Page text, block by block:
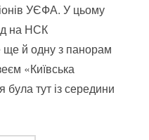
УЄФА. У цьому
на НСК
ще й одну з панорам
«Київська
тут із середини